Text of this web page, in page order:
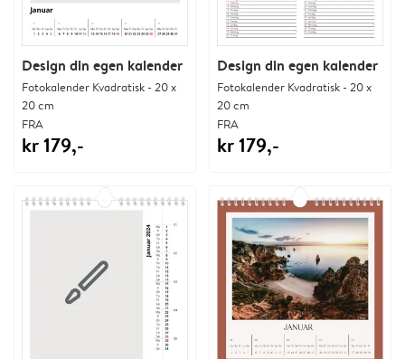
Design din egen kalender
Fotokalender Kvadratisk - 20 x
20 cm
FRA
kr 179,-
Design din egen kalender
Fotokalender Kvadratisk - 20 x
20 cm
FRA
kr 179,-